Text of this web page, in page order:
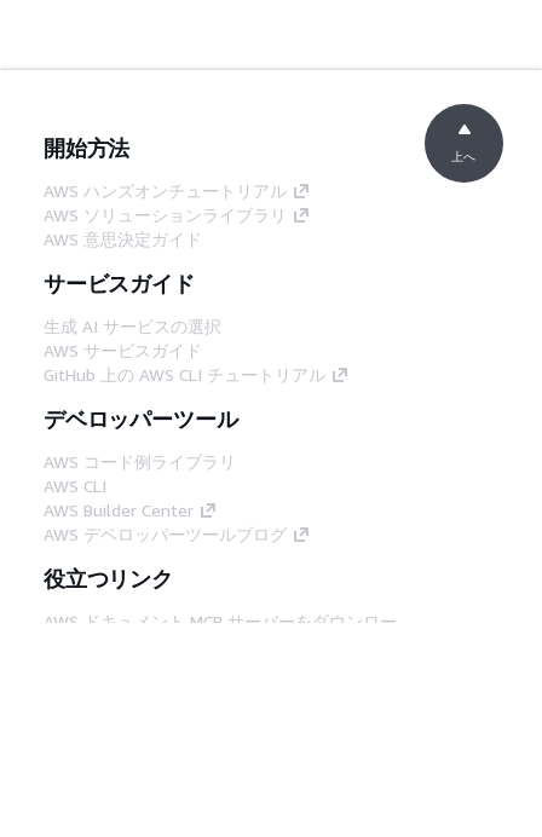
開始方法
AWS ハンズオンチュートリアル
AWS ソリューションライブラリ
AWS 意思決定ガイド
サービスガイド
生成 AI サービスの選択
AWS サービスガイド
GitHub 上の AWS CLI チュートリアル
デベロッパーツール
AWS コード例ライブラリ
AWS CLI
AWS Builder Center
AWS デベロッパーツールブログ
役立つリンク
AWS ドキュメント MCP サーバーをダウンロー
上へ